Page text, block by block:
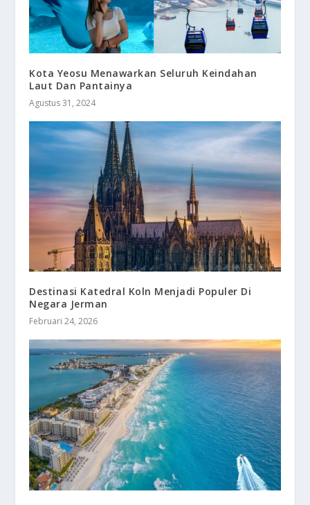
Kota Yeosu Menawarkan Seluruh Keindahan
Laut Dan Pantainya
Agustus 31, 2024
Destinasi Katedral Koln Menjadi Populer Di
Negara Jerman
Februari 24, 2026